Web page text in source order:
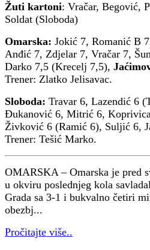
Žuti kartoni: Vračar, Begović,
Soldat (Sloboda)
Omarska: Jokić 7, Romanić B
Anđić 7, Zdjelar 7, Vračar 7,
Darko 7,5 (Krecelj 7,5),
Trener: Zlatko Jelisavac.
Sloboda: Travar 6, Lazendić 6
Đukanović 6, Mitrić 6,
Živković 6 (Ramić 6), Suljić 6,
Trener: Tešić Marko.
OMARSKA – Omarska je pred
u okviru poslednjeg kola
Grada sa 3-1 i bukvalno četiri
obezbj...
Pročitajte više..